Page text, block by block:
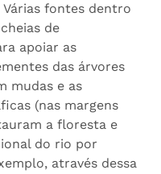
Várias fontes dentro
de
apoiar as
das árvores
mudas e as
(nas margens
a floresta e
do rio por
através dessa